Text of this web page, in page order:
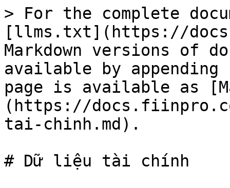
> For the complete
[llms.txt](https://
Markdown versions of
available by
page is available as
(https://
tai-chinh.md).
# Dữ liệu tài chính